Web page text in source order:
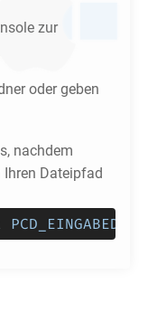
zur
oder geben
nachdem
Ihren Dateipfad